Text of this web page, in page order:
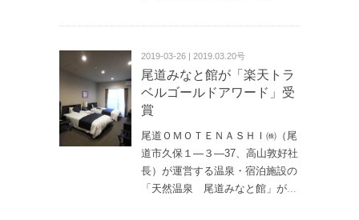
2019-03-26 | 2019.03.20号
尾道みなと館が「楽天トラ
ベルゴールドアワード」受
賞
尾道ＯＭＯＴＥＮＡＳＨＩ㈱（尾
道市久保１—３—37、高山敦好社
長）が運営する温泉・宿泊施設の
「天然温泉 尾道みなと館」が...